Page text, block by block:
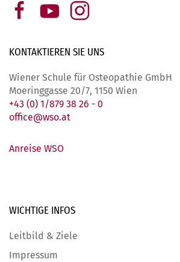
KONTAKTIEREN SIE UNS
Wiener Schule für Osteopathie GmbH
Moeringgasse 20/7, 1150 Wien
+43 (0) 1/879 38 26 - 0
office@wso.at
Anreise WSO
WICHTIGE INFOS
Leitbild & Ziele
Impressum